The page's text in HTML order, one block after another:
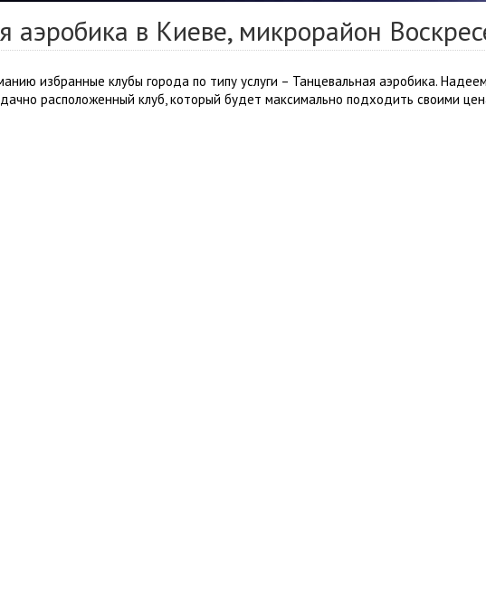
аэробика в Киеве, микрорайон
избранные клубы города по типу услуги – Танцевальная аэробика.
расположенный клуб, который будет максимально подходить своими